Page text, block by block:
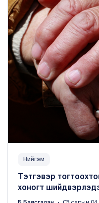
Нийгэм
Тэтгэвэр
хоногт